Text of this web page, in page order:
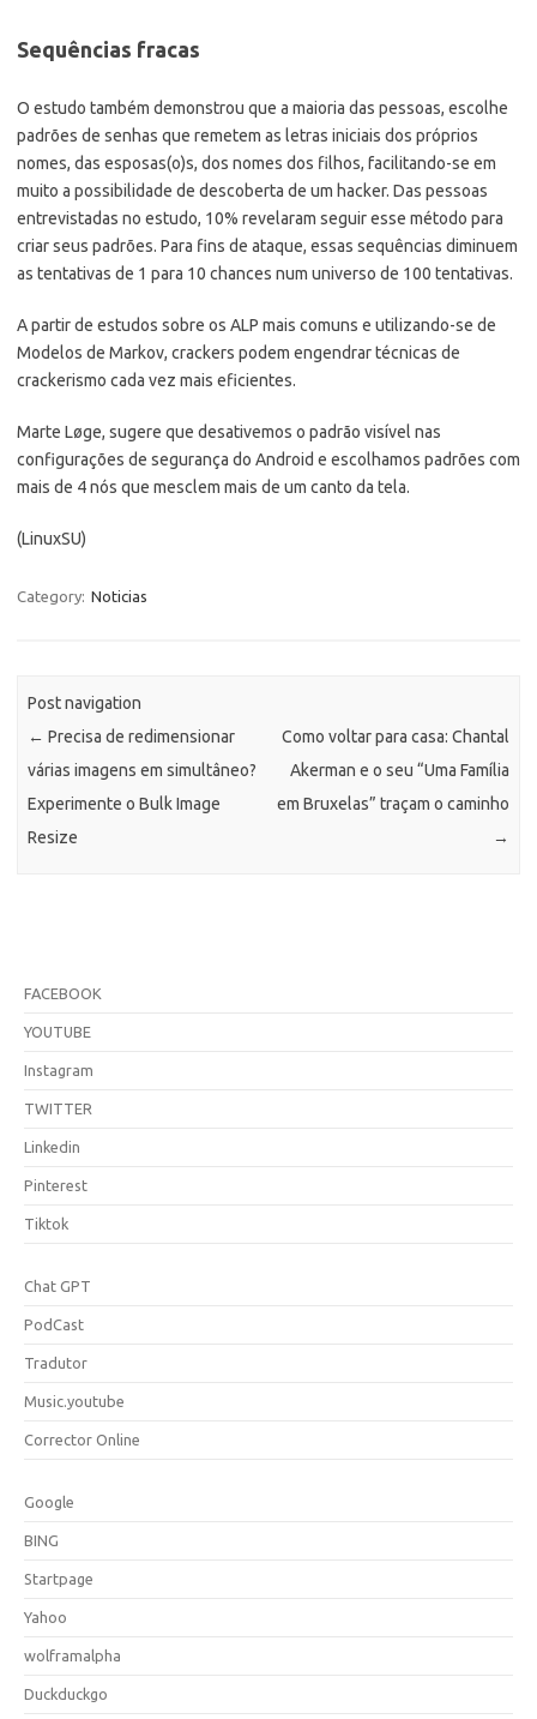
Sequências fracas
O estudo também demonstrou que a maioria das pessoas, escolhe
padrões de senhas que remetem as letras iniciais dos próprios
nomes, das esposas(o)s, dos nomes dos filhos, facilitando-se em
muito a possibilidade de descoberta de um hacker. Das pessoas
entrevistadas no estudo, 10% revelaram seguir esse método para
criar seus padrões. Para fins de ataque, essas sequências diminuem
as tentativas de 1 para 10 chances num universo de 100 tentativas.
A partir de estudos sobre os ALP mais comuns e utilizando-se de
Modelos de Markov, crackers podem engendrar técnicas de
crackerismo cada vez mais eficientes.
Marte Løge, sugere que desativemos o padrão visível nas
configurações de segurança do Android e escolhamos padrões com
mais de 4 nós que mesclem mais de um canto da tela.
(LinuxSU)
Category: Noticias
Post navigation
← Precisa de redimensionar
várias imagens em simultâneo?
Experimente o Bulk Image
Resize
Como voltar para casa: Chantal
Akerman e o seu “Uma Família
em Bruxelas” traçam o caminho
→
FACEBOOK
YOUTUBE
Instagram
TWITTER
Linkedin
Pinterest
Tiktok
Chat GPT
PodCast
Tradutor
Music.youtube
Corrector Online
Google
BING
Startpage
Yahoo
wolframalpha
Duckduckgo